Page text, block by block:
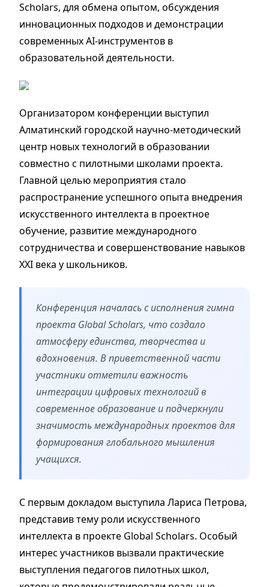
Scholars, для обмена опытом, обсуждения
инновационных подходов и демонстрации
современных AI-инструментов в
образовательной деятельности.
Организатором конференции выступил
Алматинский городской научно-методический
центр новых технологий в образовании
совместно с пилотными школами проекта.
Главной целью мероприятия стало
распространение успешного опыта внедрения
искусственного интеллекта в проектное
обучение, развитие международного
сотрудничества и совершенствование навыков
XXI века у школьников.
Конференция началась с исполнения гимна
проекта Global Scholars, что создало
атмосферу единства, творчества и
вдохновения. В приветственной части
участники отметили важность
интеграции цифровых технологий в
современное образование и подчеркнули
значимость международных проектов для
формирования глобального мышления
учащихся.
С первым докладом выступила Лариса Петрова,
представив тему роли искусственного
интеллекта в проекте Global Scholars. Особый
интерес участников вызвали практические
выступления педагогов пилотных школ,